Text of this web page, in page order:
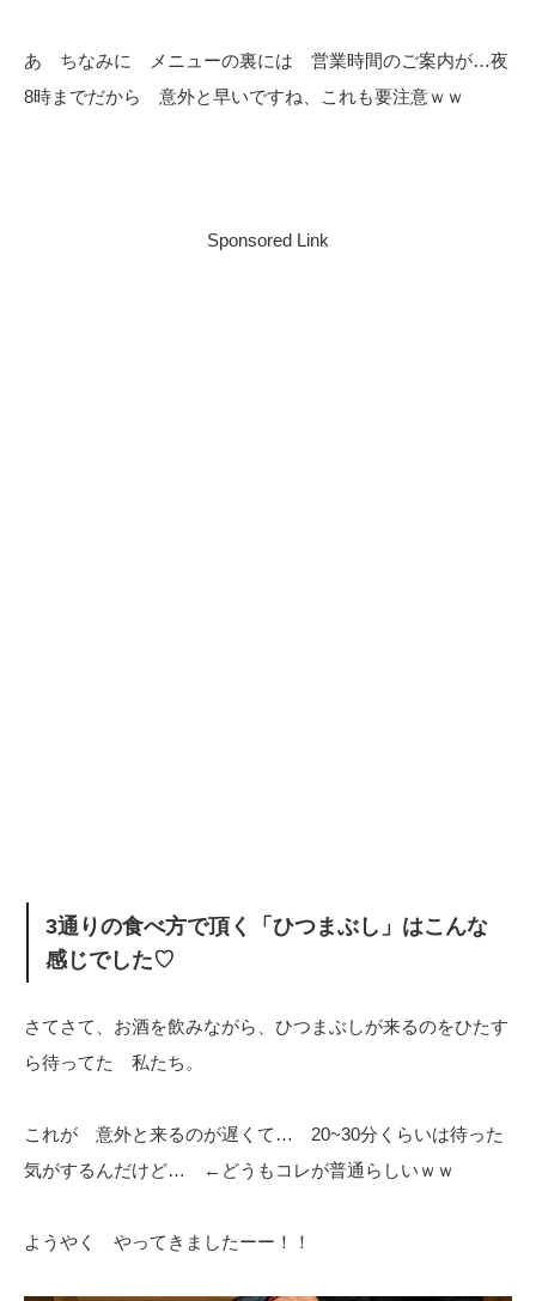
あ ちなみに メニューの裏には 営業時間のご案内が…夜
8時までだから 意外と早いですね、これも要注意ｗｗ
Sponsored Link
3通りの食べ方で頂く「ひつまぶし」はこんな
感じでした♡
さてさて、お酒を飲みながら、ひつまぶしが来るのをひたす
ら待ってた 私たち。
これが 意外と来るのが遅くて… 20~30分くらいは待った
気がするんだけど… ←どうもコレが普通らしいｗｗ
ようやく やってきましたーー！！